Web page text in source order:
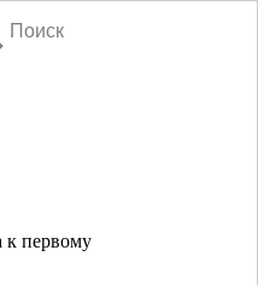
Поиск
к первому